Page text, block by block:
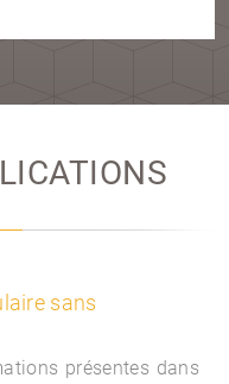
sans
présentes dans